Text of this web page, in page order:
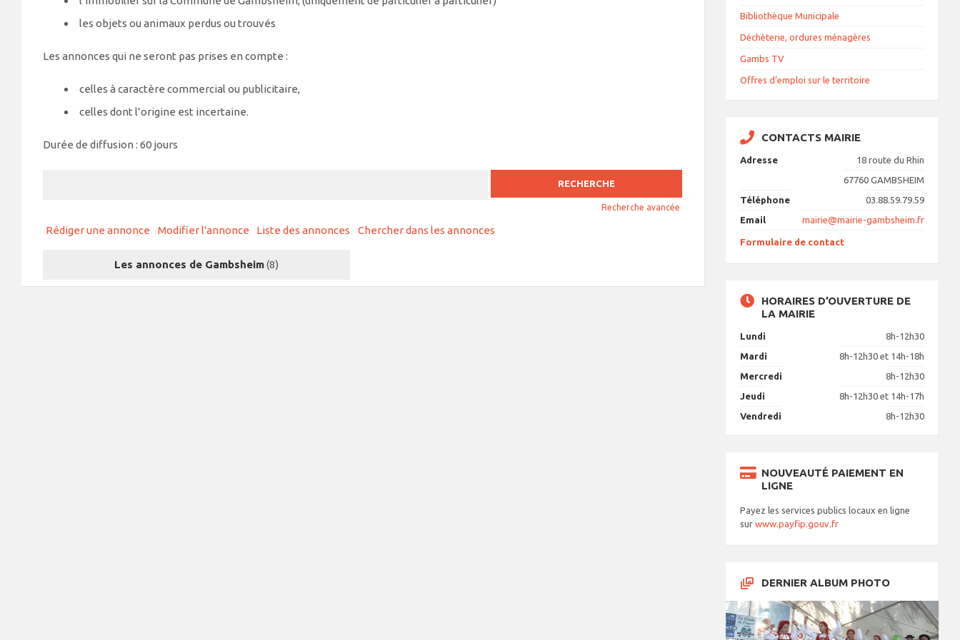
les objets ou animaux perdus ou trouvés
Les annonces qui ne seront pas prises en compte :
celles à caractère commercial ou publicitaire,
celles dont l’origine est incertaine.
Durée de diffusion : 60 jours
Recherche avancée
Rédiger une annonce Modifier l'annonce Liste des annonces Chercher dans les annonces
Les annonces de Gambsheim(8)
Bibliothèque Municipale
Déchèterie, ordures ménagères
Gambs TV
Offres d’emploi sur le territoire
CONTACTS MAIRIE
Adresse
18 route du Rhin
67760 GAMBSHEIM
Téléphone
03.88.59.79.59
Email
mairie@mairie-gambsheim.fr
Formulaire de contact
HORAIRES D’OUVERTURE DE
LA MAIRIE
Lundi
8h-12h30
Mardi
8h-12h30 et 14h-18h
Mercredi
8h-12h30
Jeudi
8h-12h30 et 14h-17h
Vendredi
8h-12h30
NOUVEAUTÉ PAIEMENT EN
LIGNE
Payez les services publics locaux en ligne
sur www.payfip.gouv.fr
DERNIER ALBUM PHOTO